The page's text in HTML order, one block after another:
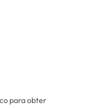
para obter